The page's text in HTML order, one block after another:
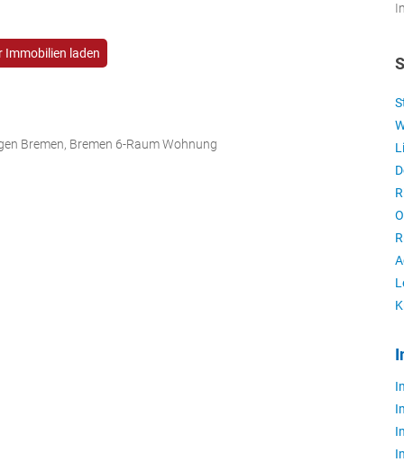
Immobilien laden
Bremen, Bremen 6-Raum Wohnung